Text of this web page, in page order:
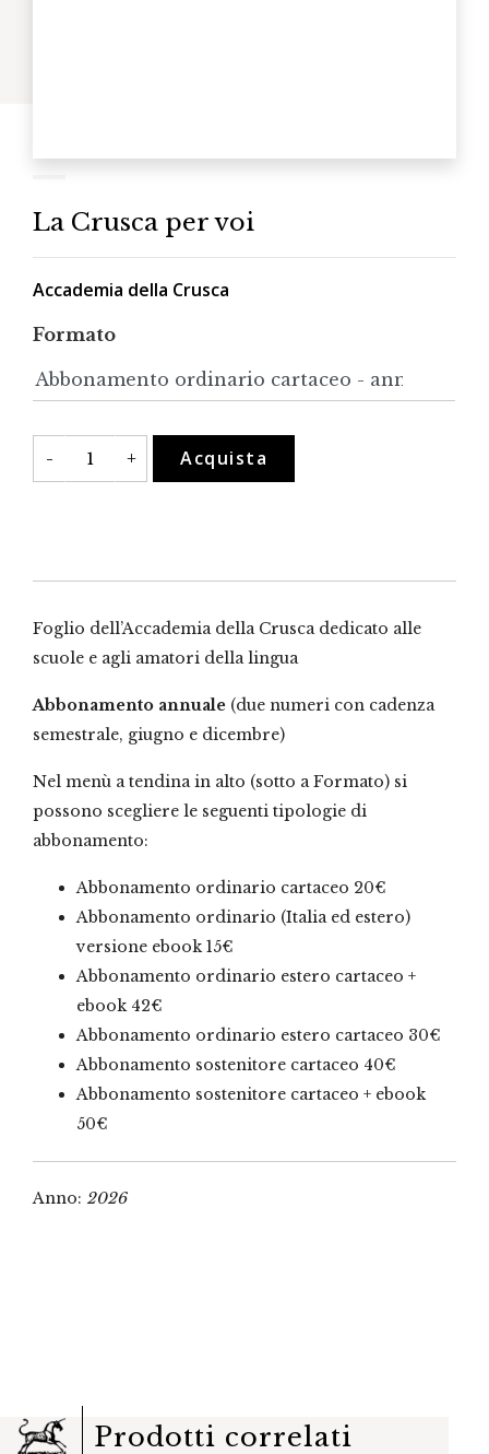
La Crusca per voi
Accademia della Crusca
Formato
-
La
Crusca
per
+ Acquista
Foglio dell’Accademia della Crusca dedicato alle
scuole e agli amatori della lingua
Abbonamento annuale (due numeri con cadenza
semestrale, giugno e dicembre)
Nel menù a tendina in alto (sotto a Formato) si
possono scegliere le seguenti tipologie di
abbonamento:
Abbonamento ordinario cartaceo 20€
Abbonamento ordinario (Italia ed estero)
versione ebook 15€
Abbonamento ordinario estero cartaceo +
ebook 42€
Abbonamento ordinario estero cartaceo 30€
Abbonamento sostenitore cartaceo 40€
Abbonamento sostenitore cartaceo + ebook
50€
Anno: 2026
Prodotti correlati